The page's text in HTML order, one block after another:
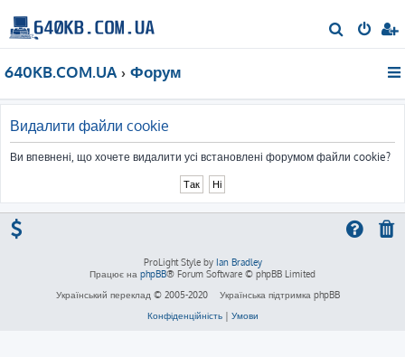
о
640KB.COM.UA Форум
Видалити файли cookie
Ви впевнені, що хочете видалити усі встановлені форумом файли cookie?
ProLight Style by Ian Bradley
Працює на phpBB® Forum Software © phpBB Limited
Український переклад © 2005-2020
Українська підтримка phpBB
Конфіденційність| Умови